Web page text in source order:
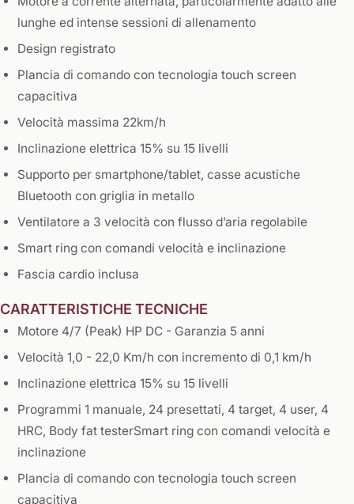
lunghe ed intense sessioni di allenamento
Design registrato
Plancia di comando con tecnologia touch screen
capacitiva
Velocità massima 22km/h
Inclinazione elettrica 15% su 15 livelli
Supporto per smartphone/tablet, casse acustiche
Bluetooth con griglia in metallo
Ventilatore a 3 velocità con flusso d’aria regolabile
Smart ring con comandi velocità e inclinazione
Fascia cardio inclusa
CARATTERISTICHE TECNICHE
Motore 4/7 (Peak) HP DC - Garanzia 5 anni
Velocità 1,0 - 22,0 Km/h con incremento di 0,1 km/h
Inclinazione elettrica 15% su 15 livelli
Programmi 1 manuale, 24 presettati, 4 target, 4 user, 4
HRC, Body fat testerSmart ring con comandi velocità e
inclinazione
Plancia di comando con tecnologia touch screen
capacitiva